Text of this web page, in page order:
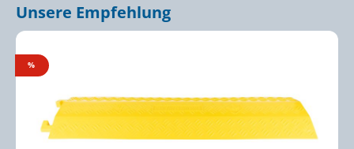
Unsere Empfehlung
Produktgalerie überspringen
%